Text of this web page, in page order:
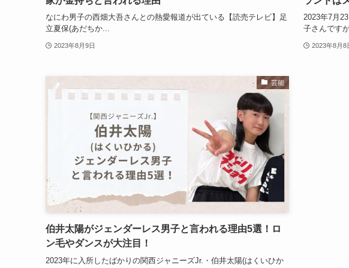
なにわ男子の西畑大吾さんとの熱愛報道が出ている【読売テレビ】足
立夏保(あだちか...
2023年8月9日
2023年7月
子さんです
2023年8月8
芸能
伯井太陽がジェンダーレス男子と言われる理由5選！ロ
ン毛やダンスが大注目！
2023年に入所したばかりの関西ジャニーズJr.・伯井太陽(はくいひか